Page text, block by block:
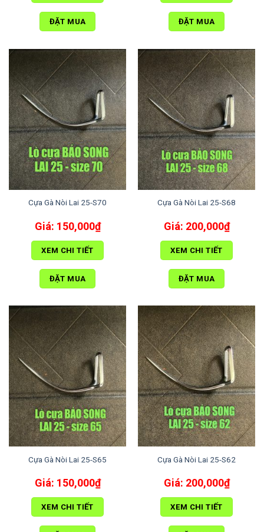
ĐẶT MUA ĐẶT MUA
Cựa Gà Nòi Lai 25-S70
150,000₫
XEM CHI TIẾT
ĐẶT MUA
Cựa Gà Nòi Lai 25-S68
200,000₫
XEM CHI TIẾT
ĐẶT MUA
Cựa Gà Nòi Lai 25-S65
150,000₫
XEM CHI TIẾT
Cựa Gà Nòi Lai 25-S62
200,000₫
XEM CHI TIẾT